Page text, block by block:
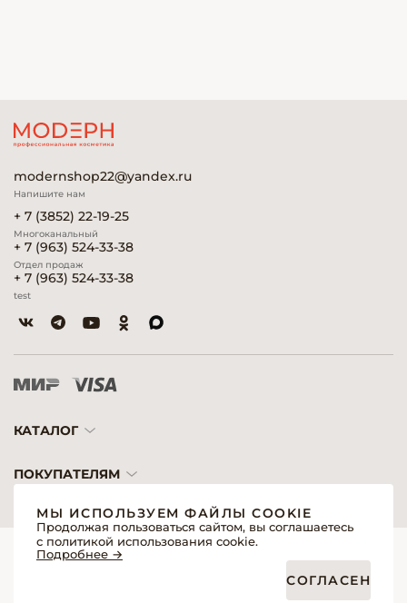
modernshop22@yandex.ru
Напишите нам
+ 7 (3852) 22-19-25
Многоканальный
+ 7 (963) 524-33-38
Отдел продаж
+ 7 (963) 524-33-38
test
КАТАЛОГ
ПОКУПАТЕЛЯМ
© 2026 «Модерн»— Косметика и оборудование для профессионалов
Создание сайтов
МЫ ИСПОЛЬЗУЕМ ФАЙЛЫ COOKIE
Продолжая пользоваться сайтом, вы соглашаетесь
с политикой использования cookie.
Подробнее →
СОГЛАСЕН